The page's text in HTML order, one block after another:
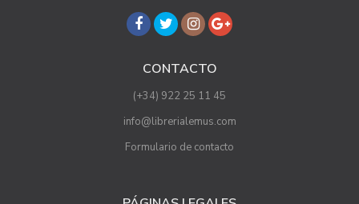
CONTACTO
(+34) 922 25 11 45
info@librerialemus.com
Formulario de contacto